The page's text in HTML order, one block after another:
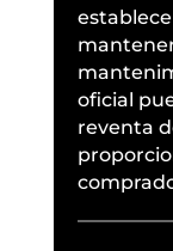
oficial
reventa